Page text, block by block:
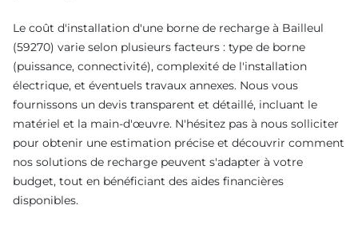
Le coût d'installation d'une borne de recharge à Bailleul
(59270) varie selon plusieurs facteurs : type de borne
(puissance, connectivité), complexité de l'installation
électrique, et éventuels travaux annexes. Nous vous
fournissons un devis transparent et détaillé, incluant le
matériel et la main-d'œuvre. N'hésitez pas à nous solliciter
pour obtenir une estimation précise et découvrir comment
nos solutions de recharge peuvent s'adapter à votre
budget, tout en bénéficiant des aides financières
disponibles.